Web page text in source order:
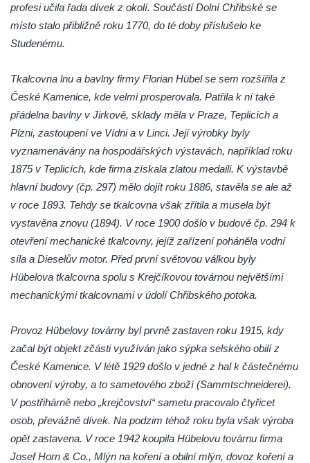
trať z ulice Na Hamrech v Krupce
Silniční most přes Ohři jižně od Křesína
Most pro pěší nad železniční tratí ve
Mšeném-lázně
Charlottin most přes Mlýnský potok v
zámeckém parku Veltrusy
Masarykův most v Kralupech nad Vltavou
Krytý dřevěný silniční most přes Ohři v
Radošově
Tyršův most přes Labe v Litoměřicích
Silniční most u Budyně nad Ohří
Silniční most přes Ohři mezi Doksany a
Lávka Frankovka přes Střelu jihozápadně
od Rabštejna nad Střelou
Most přes Podlešínský potok pod
Podlešínem
Silniční most přes Svitávku v Nových
profesi učila řada dívek z okolí. Součástí Dolní Chřibské se
místo stalo přibližně roku 1770, do té doby příslušelo ke
Studenému.
Tkalcovna lnu a bavlny firmy Florian Hübel se sem rozšířila z
České Kamenice, kde velmi prosperovala. Patřila k ní také
přádelna bavlny v Jirkově, sklady měla v Praze, Teplicích a
Plzni, zastoupení ve Vídni a v Linci. Její výrobky byly
vyznamenávány na hospodářských výstavách, například roku
1875 v Teplicích, kde firma získala zlatou medaili. K výstavbě
hlavní budovy (čp. 297) mělo dojít roku 1886, stavěla se ale až
v roce 1893. Tehdy se tkalcovna však zřítila a musela být
vystavěna znovu (1894). V roce 1900 došlo v budově čp. 294 k
otevření mechanické tkalcovny, jejíž zařízení poháněla vodní
síla a Dieselův motor. Před první světovou válkou byly
Hübelova tkalcovna spolu s Krejčíkovou továrnou největšími
mechanickými tkalcovnami v údolí Chřibského potoka.
Provoz Hübelovy továrny byl prvně zastaven roku 1915, kdy
začal být objekt zčásti využíván jako sýpka selského obilí z
České Kamenice. V létě 1929 došlo v jedné z hal k částečnému
obnovení výroby, a to sametového zboží (Sammtschneiderei).
V postřihárně nebo „krejčovství“ sametu pracovalo čtyřicet
osob, převážně dívek. Na podzim téhož roku byla však výroba
opět zastavena. V roce 1942 koupila Hübelovu továrnu firma
Josef Horn & Co., Mlýn na koření a obilní mlýn, dovoz koření a